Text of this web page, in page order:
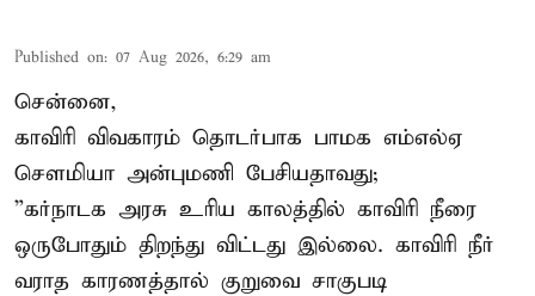
Published on: 07 Aug 2026, 6:29 am
சென்னை,
காவிரி விவகாரம் தொடர்பாக பாமக எம்எல்ஏ
சௌமியா அன்புமணி பேசியதாவது;
”கர்நாடக அரசு உரிய காலத்தில் காவிரி நீரை
ஒருபோதும் திறந்து விட்டது இல்லை. காவிரி நீர்
வராத காரணத்தால் குறுவை சாகுபடி